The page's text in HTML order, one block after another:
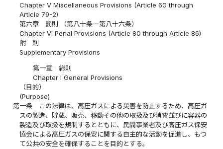
Chapter V Miscellaneous Provisions (Article 60 through
Article 79-2)
第六章 罰則 （第八十条―第八十六条）
Chapter VI Penal Provisions (Article 80 through Article 86)
附 則
Supplementary Provisions
第一章 総則
Chapter I General Provisions
（目的）
(Purpose)
第一条
この法律は、高圧ガスによる災害を防止するため、高圧ガ
スの製造、貯蔵、販売、移動その他の取扱及び消費並びに容器の
製造及び取扱を規制するとともに、民間事業者及び高圧ガス保安
協会による高圧ガスの保安に関する自主的な活動を促進し、もつ
て公共の安全を確保することを目的とする。